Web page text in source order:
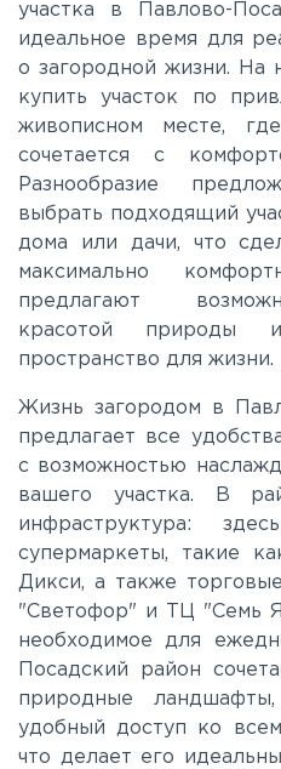
Носовихинское
Рогачёвское
Рублево-Успенское
Таракановское
Щелковское
участка в Павлово-
идеальное время для
о загородной жизни. На
купить участок по
живописном месте,
сочетается с
Разнообразие
выбрать подходящий
дома или дачи, что
максимально
предлагают
красотой природы
пространство для жизни.
Жизнь загородом в
предлагает все
с возможностью
вашего участка. В
инфраструктура:
супермаркеты, такие
Дикси, а также
"Светофор" и ТЦ "Семь
необходимое для
Посадский район
природные
удобный доступ ко
что делает его